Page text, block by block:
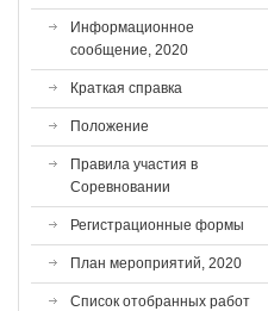
Информационное
сообщение, 2020
Краткая справка
Положение
Правила участия в
Соревновании
Регистрационные формы
План мероприятий, 2020
Список отобранных работ